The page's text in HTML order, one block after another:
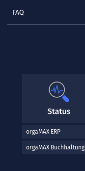
FAQ
orgaMAX ERP
orgaMAX Buchhaltung